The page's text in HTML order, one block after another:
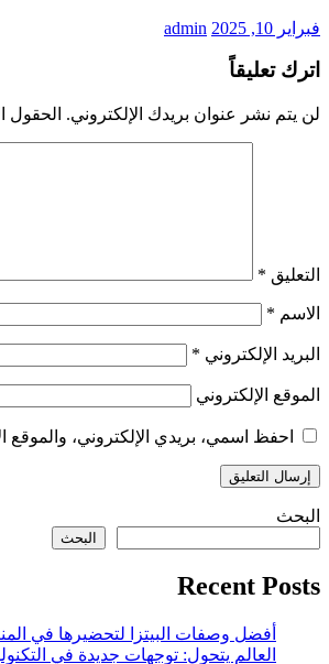
فبراير 10, 2025 admin
اترك تعليقاً
لن يتم نشر عنوان بريدك الإلكتروني. الحقول
التعليق *
الاسم *
البريد الإلكتروني *
الموقع الإلكتروني
احفظ اسمي، بريدي الإلكتروني، والموقع
البحث
البحث
Recent Posts
أفضل وصفات البيتزا لتحضيرها في
العالم يتحول: توجهات جديدة في